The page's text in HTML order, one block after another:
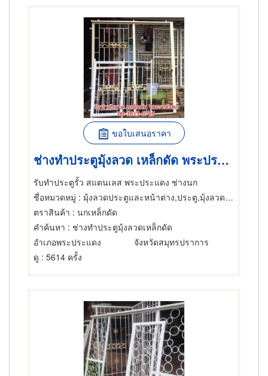
ขอใบเสนอราคา
ช่างทำประตูมุ้งลวด เหล็กดัด พระประแดง
รับทำประตูรั้ว สแตนเลส พระประแดง ช่างนก
ชื่อหมวดหมู่ : มุ้งลวดประตูและหน้าต่าง,ประตู,มุ้งลวดสเตนเลส-ขายส่งและผู้ผลิต
ตราสินค้า : นกเหล็กดัด
คำค้นหา : ช่างทำประตูมุ้งลวดเหล็กดัด
อำเภอพระประแดง
จังหวัดสมุทรปราการ
ดู : 5614 ครั้ง